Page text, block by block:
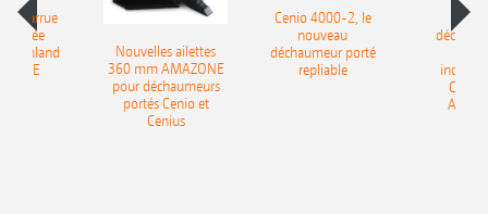
charrue
portée
Onland
Nouvelles ailettes
360 mm AMAZONE
pour déchaumeurs
portés Cenio et
Cenius
Cenio 4000-2, le
nouveau
déchaumeur porté
repliable